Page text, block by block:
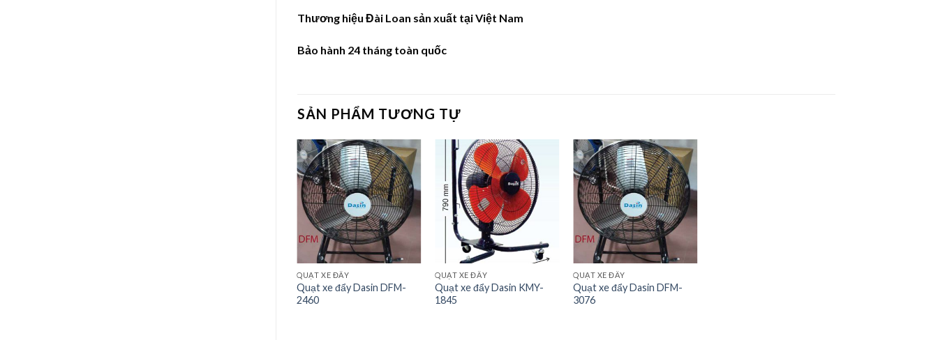
Thương hiệu Đài Loan sản xuất tại Việt Nam
Bảo hành 24 tháng toàn quốc
SẢN PHẨM TƯƠNG TỰ
QUẠT XE ĐẨY
Quạt xe đẩy Dasin DFM-
2460
QUẠT XE ĐẨY
Quạt xe đẩy Dasin KMY-
1845
QUẠT XE ĐẨY
Quạt xe đẩy Dasin DFM-
3076